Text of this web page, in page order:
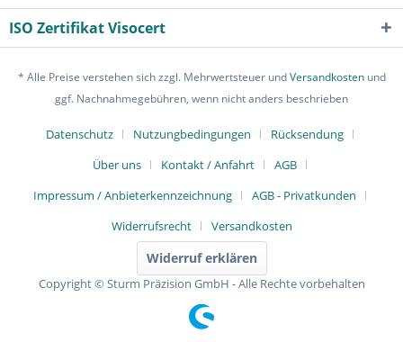
ISO Zertifikat Visocert
* Alle Preise verstehen sich zzgl. Mehrwertsteuer undVersandkostenund
ggf. Nachnahmegebühren, wenn nicht anders beschrieben
Datenschutz Nutzungbedingungen
Rücksendung
Über uns
Kontakt / Anfahrt
AGB
Impressum / Anbieterkennzeichnung
AGB - Privatkunden
Widerrufsrecht
Versandkosten
Widerruf erklären
Copyright © Sturm Präzision GmbH - Alle Rechte vorbehalten